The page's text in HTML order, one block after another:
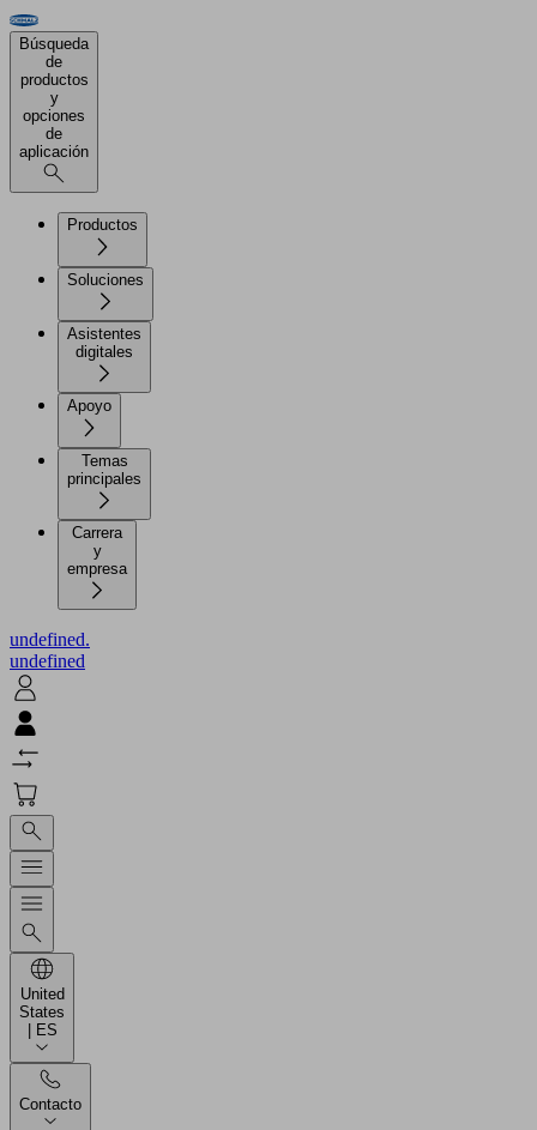
Búsqueda
de
productos
y
opciones
de
aplicación
Productos
Soluciones
Asistentes
Apoyo
Temas
principales
Carrera
y
empresa
undefined.
undefined
United
States
| ES
Contacto